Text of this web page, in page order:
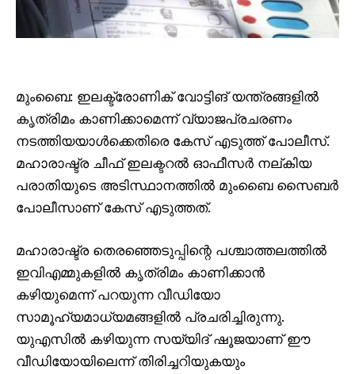
മുംബൈ: ഇലക്ട്രോണിക് വോട്ടിങ് യന്ത്രങ്ങളില്‍
കൃത്രിമം കാണിക്കാമെന്ന് വ്യാജപ്രചരണം
നടത്തിയയാള്‍ക്കെതിരെ കേസ് എടുത്ത് പോലീസ്.
മഹാരാഷ്ട്ര ചീഫ് ഇലക്ടറല്‍ ഓഫീസര്‍ നല്കിയ
പരാതിയുടെ അടിസ്ഥാനത്തില്‍ മുംബൈ സൈബര്‍
പോലീസാണ് കേസ് എടുത്തത്.
മഹാരാഷ്ട്ര തെരഞ്ഞെടുപ്പിന്റെ പശ്ചാത്തലത്തില്‍
ഇവിഎമ്മുകളില്‍ കൃത്രിമം കാണിക്കാന്‍
കഴിയുമെന്ന് പറയുന്ന വീഡിയോ
സാമൂഹ്യമാധ്യമങ്ങളില്‍ പ്രചരിച്ചിരുന്നു.
യുഎസിൽ കഴിയുന്ന സയ്യിദ് ഷൂജയാണ് ഈ
വീഡിയോയിലെന്ന് തിരിച്ചറിയുകയും